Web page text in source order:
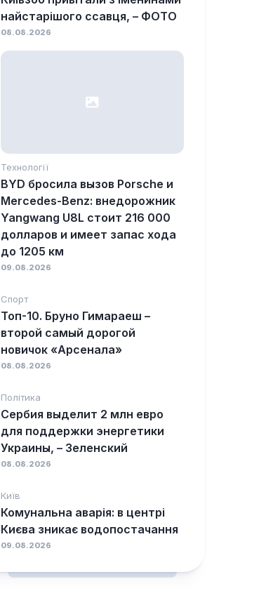
найстарішого ссавця, – ФОТО
08.08.2026
Технології
BYD бросила вызов Porsche и
Mercedes-Benz: внедорожник
Yangwang U8L стоит 216 000
долларов и имеет запас хода
до 1205 км
09.08.2026
Спорт
Топ-10. Бруно Гимараеш –
второй самый дорогой
новичок «Арсенала»
08.08.2026
Політика
Сербия выделит 2 млн евро
для поддержки энергетики
Украины, – Зеленский
08.08.2026
Київ
Комунальна аварія: в центрі
Києва зникає водопостачання
09.08.2026